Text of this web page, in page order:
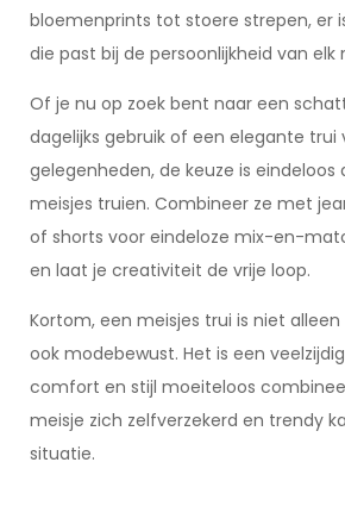
bloemenprints tot stoere strepen, er
die past bij de persoonlijkheid van elk
Of je nu op zoek bent naar een
dagelijks gebruik of een elegante trui
gelegenheden, de keuze is
meisjes truien. Combineer ze met
of shorts voor eindeloze mix-en-
en laat je creativiteit de vrije loop.
Kortom, een meisjes trui is niet
ook modebewust. Het is een
comfort en stijl moeiteloos
meisje zich zelfverzekerd en trendy
situatie.